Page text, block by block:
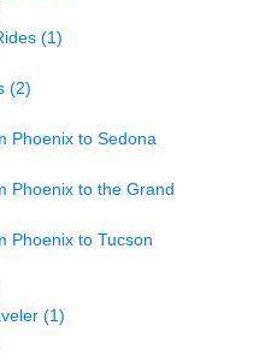
(1)
(2)
Phoenix to Sedona
Phoenix to the Grand
Phoenix to Tucson
(1)